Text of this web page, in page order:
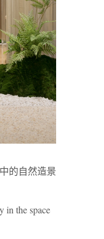
的自然造景
in the space